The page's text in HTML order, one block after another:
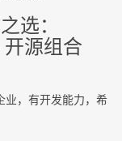
选：
开源组合
业，有开发能力，希